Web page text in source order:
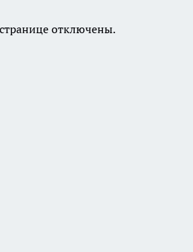
отключены.